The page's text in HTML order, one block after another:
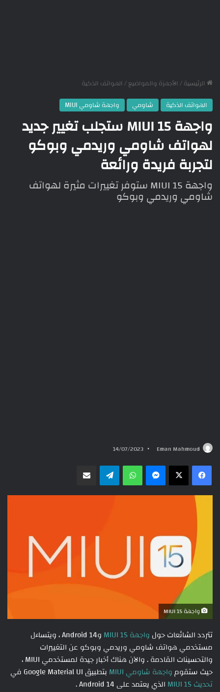
الرئيسية/ الأجهزة والمواضيع/ الهواتف الذكية
الهواتف الذكية
شاومي واجهة شاومي MIUI
واجهة MIUI 15 ستجلب تغيير جديد
لهواتف شاومي وريدمي وبوكو
لتجربة فريدة ورائعة
واجهة MIUI 15 ستوفر تغييرات مثيرة لهواتف
شاومي وريدمي وبوكو
Eman Mahmoud
14/07/2023
ماسنجر واتسابتيلقرام
واجهة MIUI 15
تتردد الشائعات حول واجهة MIUI 15
وAndroid 14 ، ويتساءل
مستخدمي هواتف شاومي وريدمي وبوكو عن التغييرات
والتحسينات القادمة . والآن هناك أخبار جيدة لمستخدمي MIUI ،
حيث ستقومواجهة شاومي MIUI
بتطبيق Google Material UI في
تحديث MIUI 15
الذي يعتمد على Android 14 .